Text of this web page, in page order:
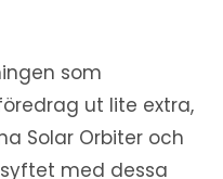
som
ut lite extra,
Solar Orbiter och
med dessa